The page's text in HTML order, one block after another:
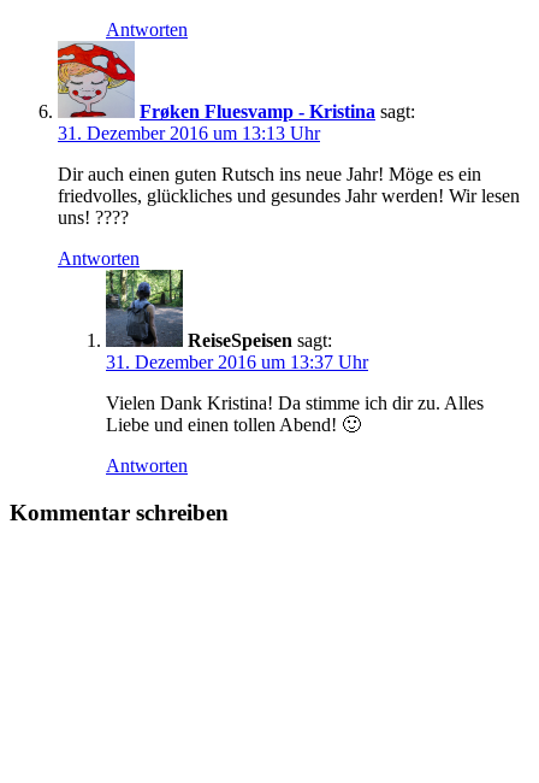
Antworten
Frøken Fluesvamp - Kristina sagt:
31. Dezember 2016 um 13:13 Uhr
Dir auch einen guten Rutsch ins neue Jahr! Möge es ein
friedvolles, glückliches und gesundes Jahr werden! Wir lesen
uns! ????
Antworten
ReiseSpeisen sagt:
31. Dezember 2016 um 13:37 Uhr
Vielen Dank Kristina! Da stimme ich dir zu. Alles
Liebe und einen tollen Abend! 🙂
Antworten
Kommentar schreiben